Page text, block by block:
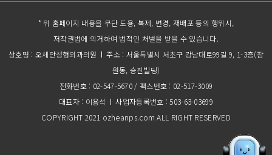
* 위 홈페이지 내용을 무단 도용, 복제, 변경, 재배포 등의 행위시,
저작권법에 의거하여 법적인 처벌을 받을 수 있습니다.
상호명 : 오체안성형외과의원
주소 : 서울특별시 서초구 강남대로99길 9, 1-3층(잠
원동, 승진빌딩)
전화번호 : 02-547-5670 / 팩스번호 : 02-517-3009
대표자 : 이용석
사업자등록번호 : 503-63-03699
COPYRIGHT 2021 ozheanps.com ALL RIGHT RESERVED